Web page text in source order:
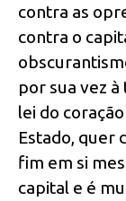
contra as
contra o
por sua vez
lei do
Estado, quer
fim em si
capital e é